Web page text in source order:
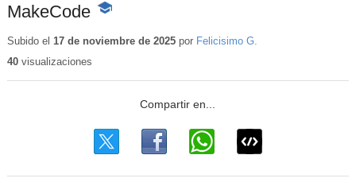
MakeCode -
educativo
Subido el 17 de noviembre de 2025por Felicisimo G.
40visualizaciones